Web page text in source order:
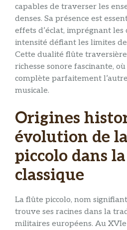
capables de traverser les
denses. Sa présence est
effets d’éclat, imprégnant les
intensité défiant les limites
Cette dualité flûte
richesse sonore fascinante,
complète parfaitement
musicale.
Origines
évolution de
piccolo dans
classique
La flûte piccolo, nom
trouve ses racines dans la
militaires européens. Au